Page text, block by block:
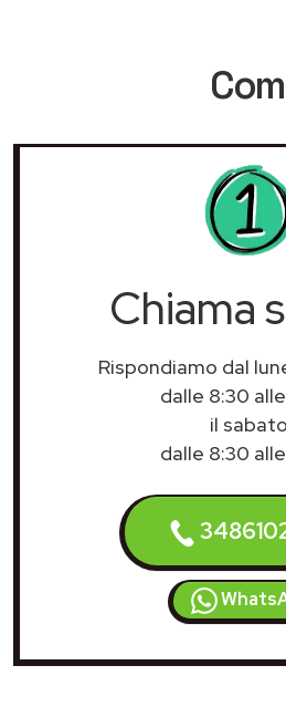
Chiama
Rispondiamo dal
dalle 8:30
il sabato
dalle 8:30